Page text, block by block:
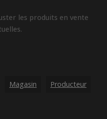
les produits en vente
Magasin Producteur